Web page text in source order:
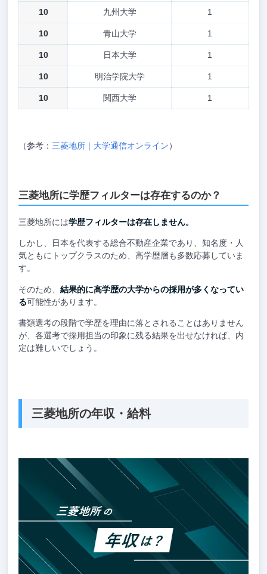
10 九州大学 1
10 青山大学 1
10 日本大学 1
10 明治学院大学 1
10 関西大学 1
（参考： 三菱地所｜大学通信オンライン）
三菱地所に学歴フィルターは存在するのか？
三菱地所には学歴フィルターは存在しません。
しかし、日本を代表する総合不動産企業であり、知名度・人
気ともにトップクラスのため、高学歴層も多数応募していま
す。
そのため、 結果的に高学歴の大学からの採用が多くなってい
る可能性があります。
書類選考の段階で学歴を理由に落とされることはありません
が、各選考で採用担当の印象に残る結果を出せなければ、内
定は難しいでしょう。
三菱地所の年収・給料